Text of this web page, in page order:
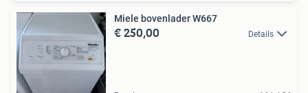
Miele bovenlader W667
€ 250,00 Details